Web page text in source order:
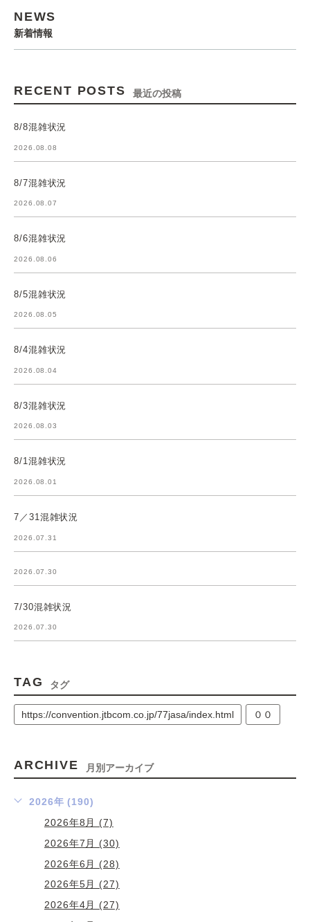
NEWS
新着情報
RECENT POSTS 最近の投稿
8/8混雑状況
2026.08.08
8/7混雑状況
2026.08.07
8/6混雑状況
2026.08.06
8/5混雑状況
2026.08.05
8/4混雑状況
2026.08.04
8/3混雑状況
2026.08.03
8/1混雑状況
2026.08.01
7／31混雑状況
2026.07.31
2026.07.30
7/30混雑状況
2026.07.30
TAG タグ
https://convention.jtbcom.co.jp/77jasa/index.html ００
ARCHIVE 月別アーカイブ
2026年 (190)
2026年8月 (7)
2026年7月 (30)
2026年6月 (28)
2026年5月 (27)
2026年4月 (27)